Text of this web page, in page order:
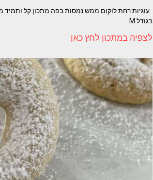
בגודל M
לצפיה במתכון לחץ כאן